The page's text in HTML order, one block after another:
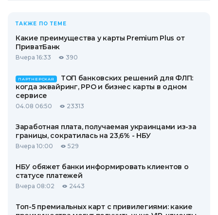
ТАКЖЕ ПО ТЕМЕ
Какие преимущества у карты Premium Plus от
ПриватБанк
Вчера 16:33 390
ПАРТНЕРСКАЯ
ТОП банковских решений для ФЛП:
когда эквайринг, РРО и бизнес карты в одном
сервисе
04.08 06:50 23313
Заработная плата, получаемая украинцами из-за
границы, сократилась на 23,6% - НБУ
Вчера 10:00 529
НБУ обяжет банки информировать клиентов о
статусе платежей
Вчера 08:02 2443
Топ-5 премиальных карт с привилегиями: какие